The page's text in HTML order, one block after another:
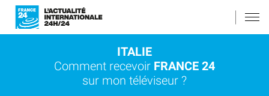
ITALIE
Comment recevoir FRANCE 24
sur mon téléviseur ?